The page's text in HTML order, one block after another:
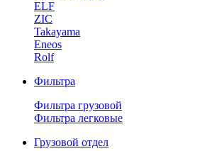
ELF
ZIC
Takayama
Eneos
Rolf
Фильтра
Фильтра грузовой
Фильтра легковые
Грузовой отдел